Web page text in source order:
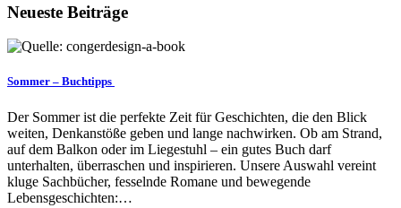
Neueste Beiträge
Sommer – Buchtipps
Der Sommer ist die perfekte Zeit für Geschichten, die den Blick
weiten, Denkanstöße geben und lange nachwirken. Ob am Strand,
auf dem Balkon oder im Liegestuhl – ein gutes Buch darf
unterhalten, überraschen und inspirieren. Unsere Auswahl vereint
kluge Sachbücher, fesselnde Romane und bewegende
Lebensgeschichten:…